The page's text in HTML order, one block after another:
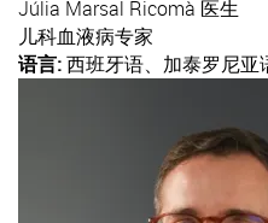
Júlia Marsal Ricomà 医生
儿科血液病专家
语言:西班牙语、加泰罗尼亚